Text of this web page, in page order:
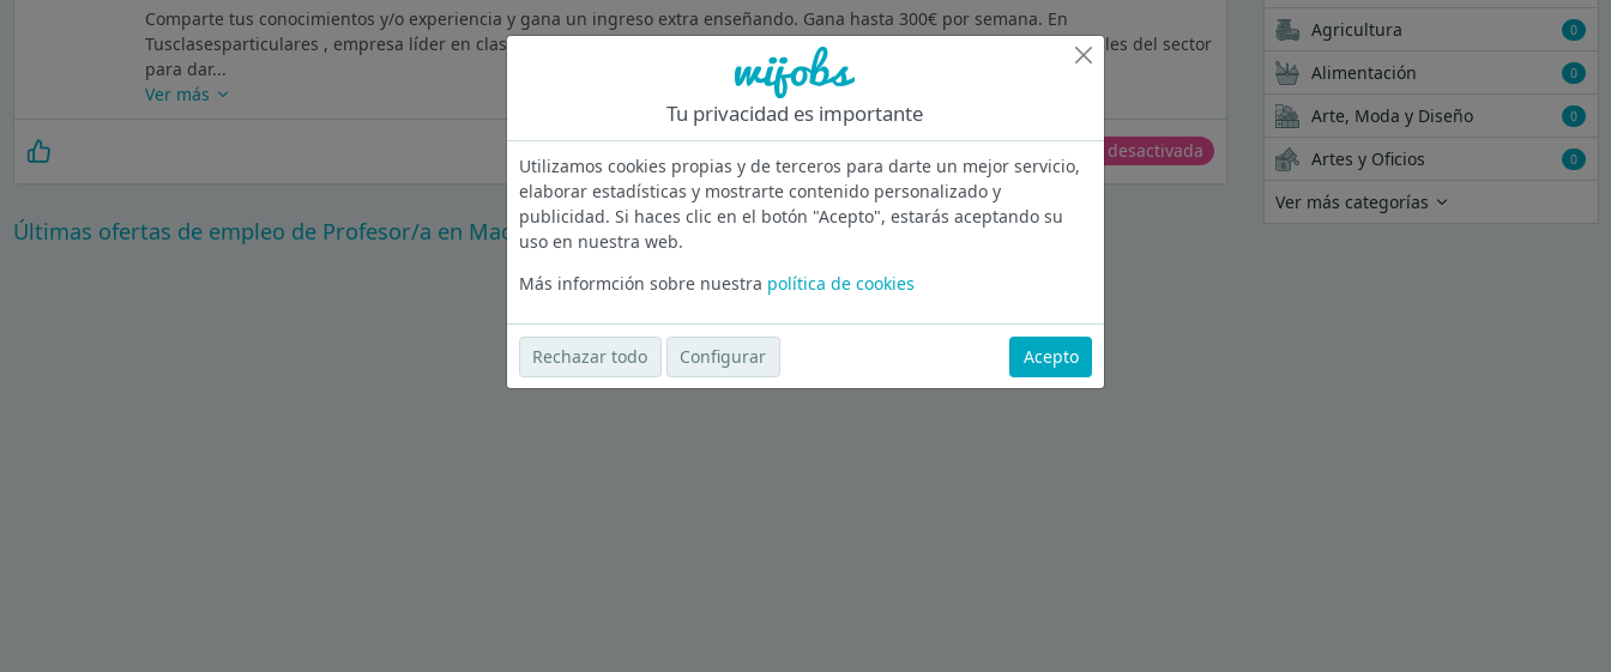
Comparte tus conocimientos y/o experiencia y gana un ingreso extra enseñando. Gana hasta 300€ por semana. En
Tusclasesparticulares , empresa líder en clases particulares en España, buscamos estudiantes, egresados o profesionales del sector
para dar...
Ver más
Oferta desactivada
Últimas ofertas de empleo de Profesor/a en Madrid
Ver más ofertas
Agricultura 0
Alimentación 0
Arte, Moda y Diseño 0
Artes y Oficios 0
Ver más categorías
Tu privacidad es importante
Utilizamos cookies propias y de terceros para darte un mejor servicio,
elaborar estadísticas y mostrarte contenido personalizado y
publicidad. Si haces clic en el botón "Acepto", estarás aceptando su
uso en nuestra web.
Más informción sobre nuestra política de cookies
Rechazar todo Configurar Acepto